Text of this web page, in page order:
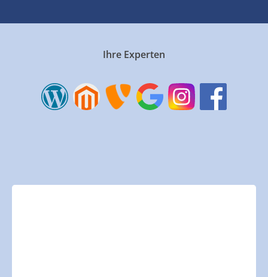
Ihre Experten